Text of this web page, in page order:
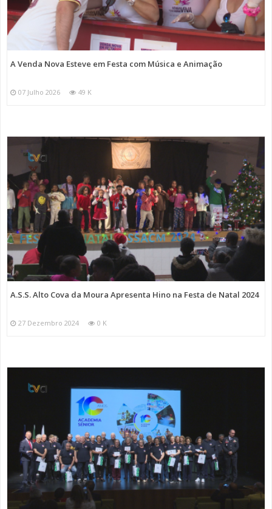
A Venda Nova Esteve em Festa com Música e Animação
07 Julho 2026 49 K
A.S.S. Alto Cova da Moura Apresenta Hino na Festa de Natal 2024
27 Dezembro 2024 0 K